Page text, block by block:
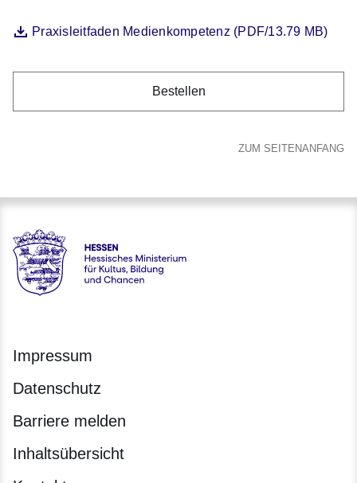
DateiPraxisleitfaden Medienkompetenz (PDF/13.79 MB)
Öffnet sich in einem neuen Fenster
Bestellen
ZUM SEITENANFANG
Hessen - Hessisches Ministerium für Kultus, Bildung und
Impressum
Datenschutz
Barriere melden
Inhaltsübersicht